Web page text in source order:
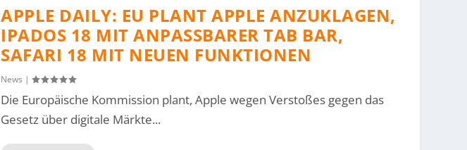
APPLE DAILY: EU PLANT APPLE ANZUKLAGEN,
IPADOS 18 MIT ANPASSBARER TAB BAR,
SAFARI 18 MIT NEUEN FUNKTIONEN
News |
Die Europäische Kommission plant, Apple wegen Verstoßes gegen das
Gesetz über digitale Märkte...